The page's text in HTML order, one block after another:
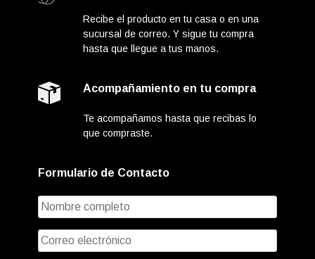
Recibe el producto en tu casa o en una
sucursal de correo. Y sigue tu compra
hasta que llegue a tus manos.
Acompañamiento en tu compra
Te acompañamos hasta que recibas lo
que compraste.
Formulario de Contacto